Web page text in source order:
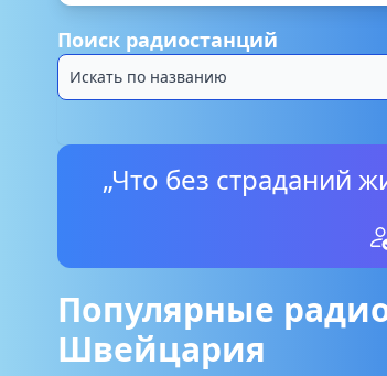
Поиск радиостанций
„Что без страданий
Популярные
Швейцария